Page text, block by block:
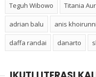
Teguh Wibowo Titania
adrian balu anis
daffa randai danarto